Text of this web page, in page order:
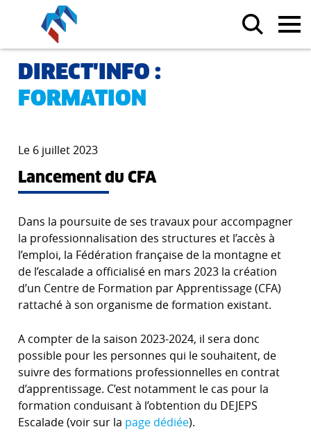
DIRECT'INFO :
FORMATION
Le 6 juillet 2023
Lancement du CFA
Dans la poursuite de ses travaux pour accompagner
la professionnalisation des structures et l’accès à
l’emploi, la Fédération française de la montagne et
de l’escalade a officialisé en mars 2023 la création
d’un Centre de Formation par Apprentissage (CFA)
rattaché à son organisme de formation existant.
A compter de la saison 2023-2024, il sera donc
possible pour les personnes qui le souhaitent, de
suivre des formations professionnelles en contrat
d’apprentissage. C’est notamment le cas pour la
formation conduisant à l’obtention du DEJEPS
Escalade (voir sur la page dédiée).